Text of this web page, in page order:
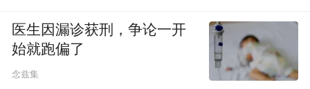
医生因漏诊获刑，争论一开
始就跑偏了
念兹集